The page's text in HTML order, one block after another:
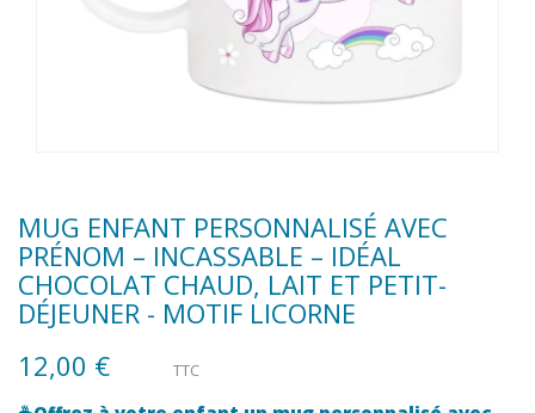
MUG ENFANT PERSONNALISÉ AVEC
PRÉNOM – INCASSABLE – IDÉAL
CHOCOLAT CHAUD, LAIT ET PETIT-
DÉJEUNER - MOTIF LICORNE
12,00 €
TTC